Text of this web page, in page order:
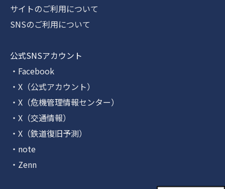
サイトのご利用について
SNSのご利用について
公式SNSアカウント
・Facebook
・X（公式アカウント）
・X（危機管理情報センター）
・X（交通情報）
・X（鉄道復旧予測）
・note
・Zenn